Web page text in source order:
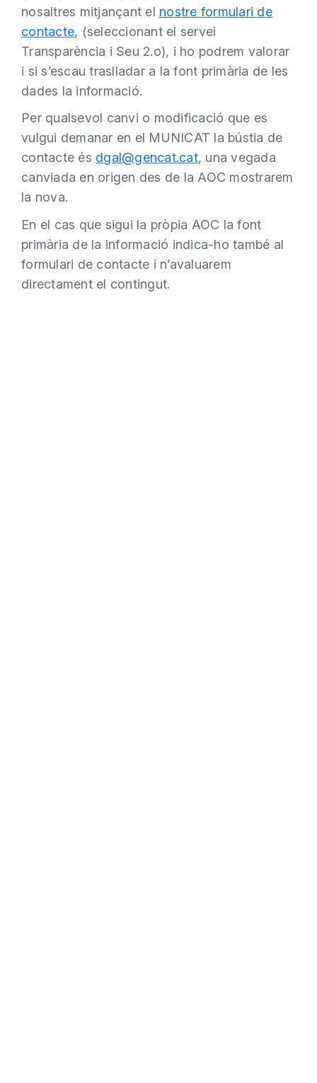
nosaltres mitjançant el nostre formulari de
contacte, (seleccionant el servei
Transparència i Seu 2.o), i ho podrem valorar
i si s’escau traslladar a la font primària de les
dades la informació.
Per qualsevol canvi o modificació que es
vulgui demanar en el MUNICAT la bústia de
contacte és dgal@gencat.cat, una vegada
canviada en origen des de la AOC mostrarem
la nova.
En el cas que sigui la pròpia AOC la font
primària de la informació indica-ho també al
formulari de contacte i n’avaluarem
directament el contingut.